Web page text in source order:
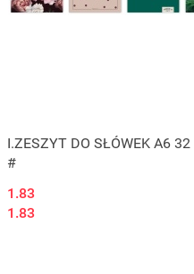
I.ZESZYT DO SŁÓWEK A6 32
#
1.83
1.83